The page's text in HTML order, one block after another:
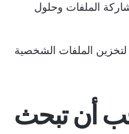
الملفات وحلول
الملفات الشخصية
أن تبحث